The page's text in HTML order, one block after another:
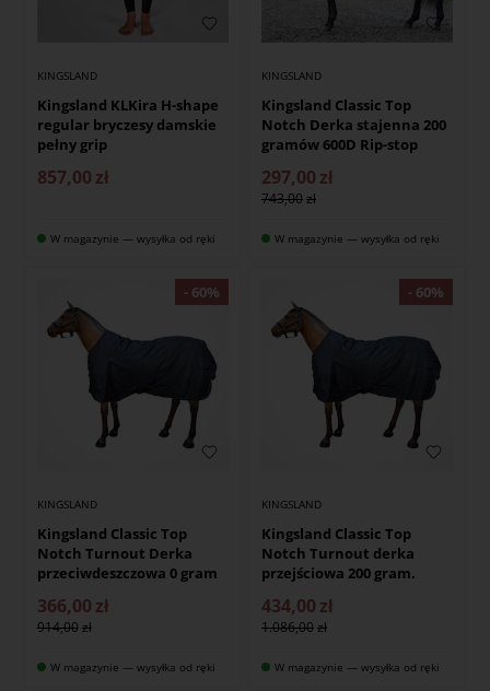
KINGSLAND
Kingsland KLKira H-shape
regular bryczesy damskie
pełny grip
857,00 zł
W magazynie — wysyłka od ręki
KINGSLAND
Kingsland Classic Top
Notch Derka stajenna 200
gramów 600D Rip-stop
297,00 zł
743,00
W magazynie — wysyłka od ręki
KINGSLAND
Kingsland Classic Top
Notch Turnout Derka
przeciwdeszczowa 0 gram
366,00 zł
914,00
W magazynie — wysyłka od ręki
KINGSLAND
Kingsland Classic Top
Notch Turnout derka
przejściowa 200 gram.
434,00 zł
1.086,00
W magazynie — wysyłka od ręki